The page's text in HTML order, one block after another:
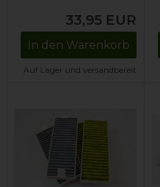
33,95 EUR
In den Warenkorb
Auf Lager und versandbereit